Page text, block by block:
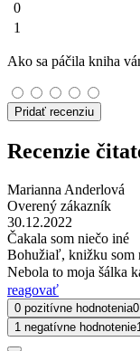
0
1
Ako sa páčila kniha
Pridať recenziu
Recenzie
Marianna Anderlová
Overený zákazník
30.12.2022
Čakala som niečo iné
Bohužiaľ, knižku som
Nebola to moja šálka
reagovať
0 pozitívne hodnotenia0
1 negatívne hodnotenie1